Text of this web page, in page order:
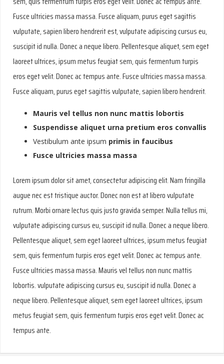
Fusce ultricies massa massa. Fusce aliquam, purus eget sagittis
vulputate, sapien libero hendrerit est, vulputate adipiscing cursus eu,
suscipit id nulla. Donec a neque libero. Pellentesque aliquet, sem eget
laoreet ultrices, ipsum metus feugiat sem, quis fermentum turpis
eros eget velit. Donec ac tempus ante. Fusce ultricies massa massa.
Fusce aliquam, purus eget sagittis vulputate, sapien libero hendrerit.
Mauris vel tellus non nunc mattis lobortis
Suspendisse aliquet urna pretium eros convallis
Vestibulum ante ipsum primis in faucibus
Fusce ultricies massa massa
Lorem ipsum dolor sit amet, consectetur adipiscing elit. Nam fringilla
augue nec est tristique auctor. Donec non est at libero vulputate
rutrum. Morbi ornare lectus quis justo gravida semper. Nulla tellus mi,
vulputate adipiscing cursus eu, suscipit id nulla. Donec a neque libero.
Pellentesque aliquet, sem eget laoreet ultrices, ipsum metus feugiat
sem, quis fermentum turpis eros eget velit. Donec ac tempus ante.
Fusce ultricies massa massa. Mauris vel tellus non nunc mattis
lobortis. vulputate adipiscing cursus eu, suscipit id nulla. Donec a
neque libero. Pellentesque aliquet, sem eget laoreet ultrices, ipsum
metus feugiat sem, quis fermentum turpis eros eget velit. Donec ac
tempus ante.